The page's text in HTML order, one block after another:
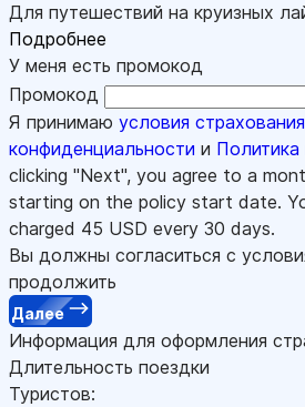
Для путешествий на круизных
Подробнее
У меня есть промокод
Промокод
Я принимаю условия страхования
конфиденциальности и Политика
clicking "Next", you agree to a
starting on the policy start date.
charged 45 USD every 30 days.
Вы должны согласиться с
продолжить
Далее
Информация для оформления
Длительность поездки
Туристов: